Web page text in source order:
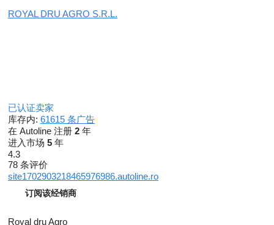
ROYAL DRU AGRO S.R.L.
已认证卖家
库存内: 61615 条广告
在 Autoline 注册 2 年
进入市场 5 年
4.3
78 条评价
site1702903218465976986.autoline.ro
订阅该经销商
Royal dru Agro